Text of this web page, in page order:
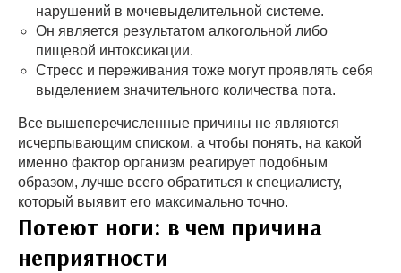
нарушений в мочевыделительной системе.
Он является результатом алкогольной либо
пищевой интоксикации.
Стресс и переживания тоже могут проявлять себя
выделением значительного количества пота.
Все вышеперечисленные причины не являются
исчерпывающим списком, а чтобы понять, на какой
именно фактор организм реагирует подобным
образом, лучше всего обратиться к специалисту,
который выявит его максимально точно.
Потеют ноги: в чем причина
неприятности